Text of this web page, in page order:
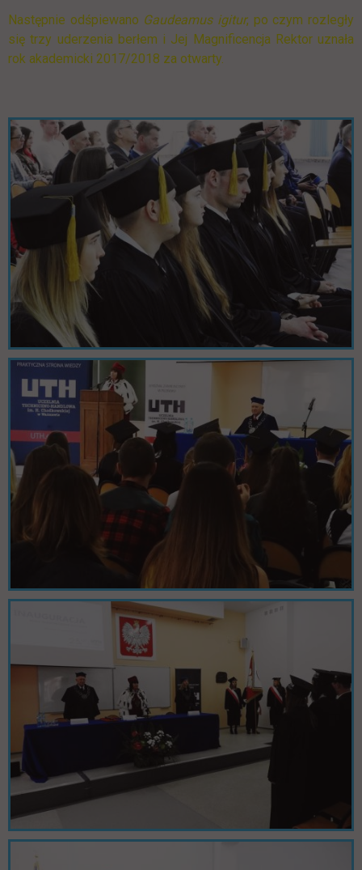
Następnie odśpiewano Gaudeamus igitur, po czym rozległy
się trzy uderzenia berłem i Jej Magnificencja Rektor uznała
rok akademicki 2017/2018 za otwarty.
Pomiń galerię